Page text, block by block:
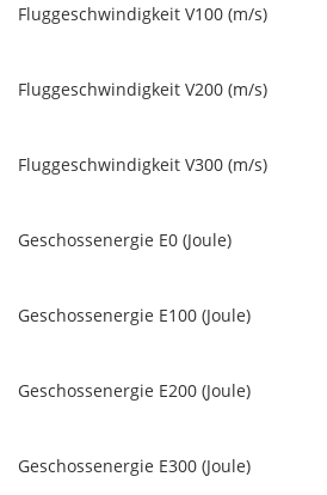
Fluggeschwindigkeit V100 (m/s)
Fluggeschwindigkeit V200 (m/s)
Fluggeschwindigkeit V300 (m/s)
Geschossenergie E0 (Joule)
Geschossenergie E100 (Joule)
Geschossenergie E200 (Joule)
Geschossenergie E300 (Joule)